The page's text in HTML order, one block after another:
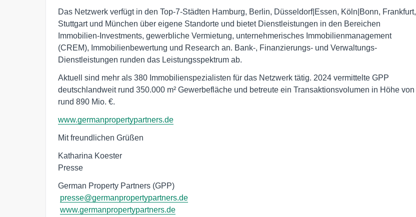
Das Netzwerk verfügt in den Top-7-Städten Hamburg, Berlin, Düsseldorf|Essen, Köln|Bonn, Frankfurt,
Stuttgart und München über eigene Standorte und bietet Dienstleistungen in den Bereichen
Immobilien-Investments, gewerbliche Vermietung, unternehmerisches Immobilienmanagement
(CREM), Immobilienbewertung und Research an. Bank-, Finanzierungs- und Verwaltungs-
Dienstleistungen runden das Leistungsspektrum ab.
Aktuell sind mehr als 380 Immobilienspezialisten für das Netzwerk tätig. 2024 vermittelte GPP
deutschlandweit rund 350.000 m² Gewerbefläche und betreute ein Transaktionsvolumen in Höhe von
rund 890 Mio. €.
www.germanpropertypartners.de
Mit freundlichen Grüßen
Katharina Koester
Presse
German Property Partners (GPP)
presse@germanpropertypartners.de
www.germanpropertypartners.de